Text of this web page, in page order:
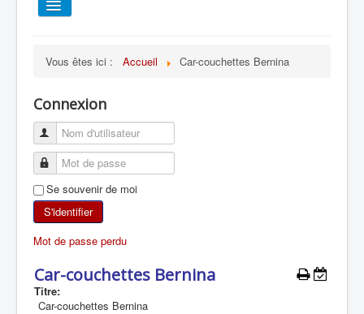
ESCALADE
ALPINISME
SKI DE RANDONNÉE
RANDONNÉE PÉDESTRE
RANDONNÉE SPORTIVE
Vous êtes ici : Accueil Car-couchettes Bernina
Connexion
Se souvenir de moi
S'identifier
Mot de passe perdu
Car-couchettes Bernina
Titre:
Car-couchettes Bernina